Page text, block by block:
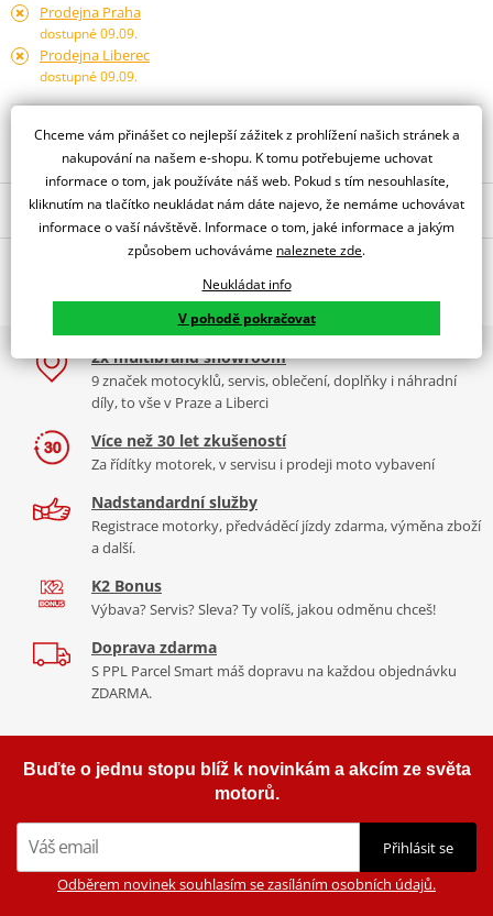
Prodejna Praha
dostupné 09.09.
Prodejna Liberec
dostupné 09.09.
Obraťte se na specialistu
Popis a parametry
Jsme autorizovaný
dealer značky PUIG
TOURING SCREEN HONDA X-ADV 17' C/SMOKE
Tabulka velikostí
Jak se změřit
Co když mi to nebude
PDF Aerodynamic
Comparative test
PUIG byl založen v roce 1964 ve Španělsku. Vyrábí se ve městě
Granollers poblíž Barcelony na ploše 8 000 m² v objektu, který se
dělí na 3 části: komerční, odlitkovou a kovových součástek. Již 40
let se účastní nejslavnějších závodů motocyklů po celém světě. V
naší nabídce naleznete doplňky a příslušenství například: plexi,
padací protektory a mnoho dalšího.
Zobrazit všechny produktyznačky PUIG
2x multibrand showroom
9 značek motocyklů, servis, oblečení, doplňky i náhradní
díly, to vše v Praze a Liberci
Více než 30 let zkušeností
Za řídítky motorek, v servisu i prodeji moto vybavení
Nadstandardní služby
Registrace motorky, předváděcí jízdy zdarma, výměna zboží
a další.
K2 Bonus
Výbava? Servis? Sleva? Ty volíš, jakou odměnu chceš!
Doprava zdarma
S PPL Parcel Smart máš dopravu na každou objednávku
ZDARMA.
Buďte o jednu stopu blíž k novinkám a akcím ze světa
motorů.
Přihlásit se
Odběrem novinek souhlasím se zasíláním osobních údajů.
Chceme vám přinášet co nejlepší zážitek z prohlížení našich stránek a
nakupování na našem e-shopu. K tomu potřebujeme uchovat
informace o tom, jak používáte náš web. Pokud s tím nesouhlasíte,
kliknutím na tlačítko neukládat nám dáte najevo, že nemáme uchovávat
informace o vaší návštěvě. Informace o tom, jaké informace a jakým
způsobem uchováváme naleznete zde.
Neukládat info
V pohodě pokračovat